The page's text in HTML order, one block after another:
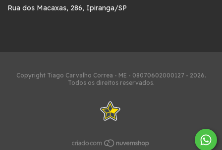
Rua dos Macaxas, 286, Ipiranga/SP
Copyright Tiago Carvalho Correa - ME - 08070602000127 - 2026.
Todos os direitos reservados.